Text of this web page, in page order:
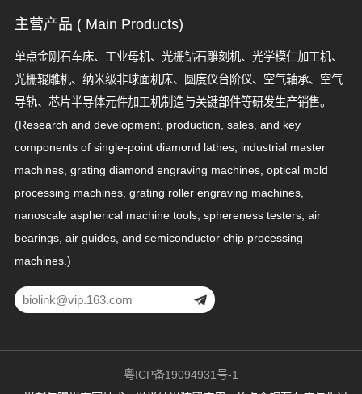
主营产品 ( Main Products)
单点金刚石车床、工业母机、光栅钻石雕刻机、光学模仁加工机、
光栅辊雕机、纳米级非球面机床、圆度仪台阶仪、空气轴承、空气
导轨、芯片半导体元件加工机制造与关键部件等研发生产销售。
(Research and development, production, sales, and key
components of single-point diamond lathes, industrial master
machines, grating diamond engraving machines, optical mold
processing machines, grating roller engraving machines,
nanoscale aspherical machine tools, sphereness testers, air
bearings, air guides, and semiconductor chip processing
machines.)
粤ICP备19094931号-1